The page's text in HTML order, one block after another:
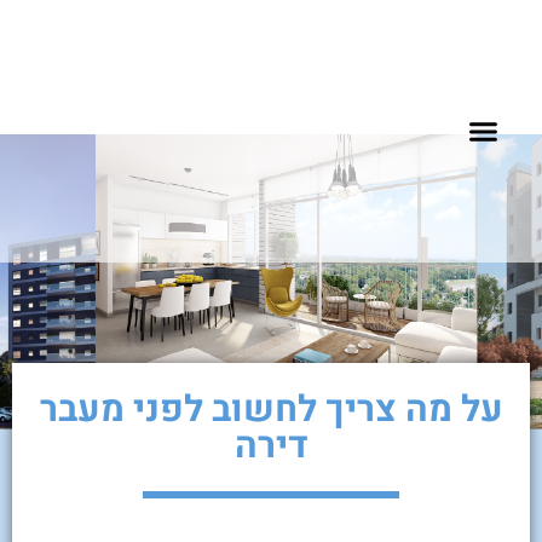
על מה צריך לחשוב לפני מעבר
דירה